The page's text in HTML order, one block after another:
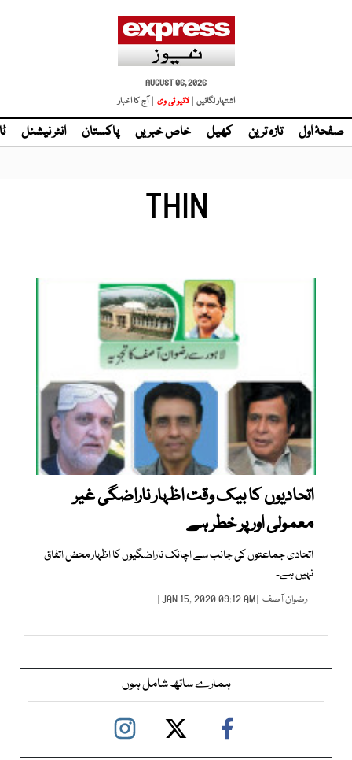
AUGUST 06, 2026
اشتہار لگائیں | لائیو ٹی وی | آج کا اخبار
صفحۂ اول تازہ ترین کھیل خاص خبریں پاکستان انٹر نیشنل
THIN
اتحادیوں کا بیک وقت اظہار ناراضگی غیر
معمولی اور پر خطر ہے
اتحادی جماعتوں کی جانب سے اچانک ناراضگیوں کا اظہار محض اتفاق
نہیں ہے۔
رضوان آصف | JAN 15, 2020 09:12 AM |
ہمارے ساتھ شامل ہوں